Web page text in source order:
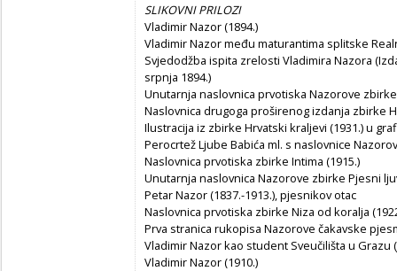
SLIKOVNI PRILOZI
Vladimir Nazor (1894.)
Vladimir Nazor među maturantima splitske
Svjedodžba ispita zrelosti Vladimira Nazora
srpnja 1894.)
Unutarnja naslovnica prvotiska Nazorove zbirke
Naslovnica drugoga proširenog izdanja zbirke
Ilustracija iz zbirke Hrvatski kraljevi (1931.) u
Perocrtež Ljube Babića ml. s naslovnice
Naslovnica prvotiska zbirke Intima (1915.)
Unutarnja naslovnica Nazorove zbirke Pjesni
Petar Nazor (1837.-1913.), pjesnikov otac
Naslovnica prvotiska zbirke Niza od koralja
Prva stranica rukopisa Nazorove čakavske
Vladimir Nazor kao student Sveučilišta u Grazu
Vladimir Nazor (1910.)